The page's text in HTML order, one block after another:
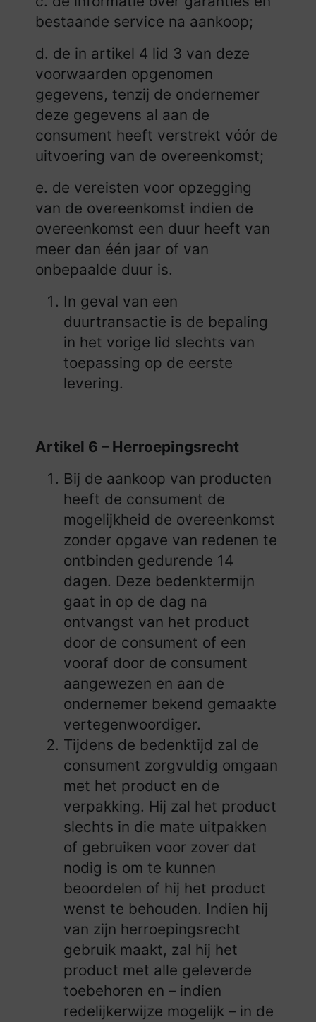
bestaande service na aankoop;
d. de in artikel 4 lid 3 van deze
voorwaarden opgenomen
gegevens, tenzij de ondernemer
deze gegevens al aan de
consument heeft verstrekt vóór de
uitvoering van de overeenkomst;
e. de vereisten voor opzegging
van de overeenkomst indien de
overeenkomst een duur heeft van
meer dan één jaar of van
onbepaalde duur is.
In geval van een
duurtransactie is de bepaling
in het vorige lid slechts van
toepassing op de eerste
levering.
Artikel 6 – Herroepingsrecht
Bij de aankoop van producten
heeft de consument de
mogelijkheid de overeenkomst
zonder opgave van redenen te
ontbinden gedurende 14
dagen. Deze bedenktermijn
gaat in op de dag na
ontvangst van het product
door de consument of een
vooraf door de consument
aangewezen en aan de
ondernemer bekend gemaakte
vertegenwoordiger.
Tijdens de bedenktijd zal de
consument zorgvuldig omgaan
met het product en de
verpakking. Hij zal het product
slechts in die mate uitpakken
of gebruiken voor zover dat
nodig is om te kunnen
beoordelen of hij het product
wenst te behouden. Indien hij
van zijn herroepingsrecht
gebruik maakt, zal hij het
product met alle geleverde
toebehoren en – indien
redelijkerwijze mogelijk – in de